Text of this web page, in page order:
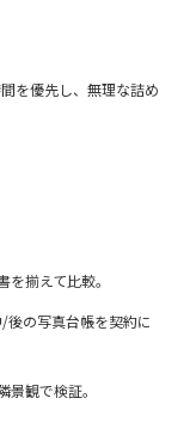
を優先し、無理な詰め
揃えて比較。
の写真台帳を契約に
観で検証。